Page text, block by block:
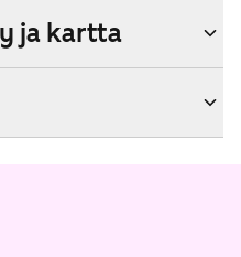
ja kartta